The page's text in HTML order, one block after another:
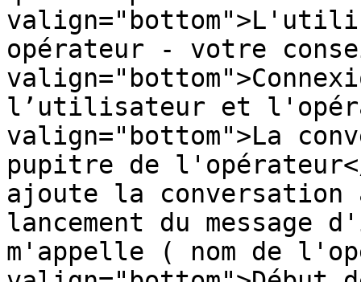
opérateur - votre
l’utilisateur et
valign="bottom">La
pupitre de
ajoute la conversation
lancement du
m'appelle ( nom de